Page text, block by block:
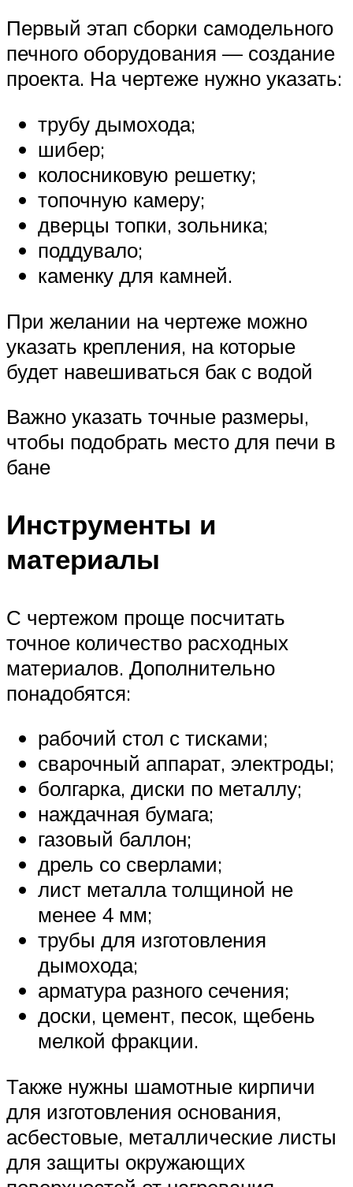
Первый этап сборки самодельного
печного оборудования — создание
проекта. На чертеже нужно указать:
трубу дымохода;
шибер;
колосниковую решетку;
топочную камеру;
дверцы топки, зольника;
поддувало;
каменку для камней.
При желании на чертеже можно
указать крепления, на которые
будет навешиваться бак с водой
Важно указать точные размеры,
чтобы подобрать место для печи в
бане
Инструменты и
материалы
С чертежом проще посчитать
точное количество расходных
материалов. Дополнительно
понадобятся:
рабочий стол с тисками;
сварочный аппарат, электроды;
болгарка, диски по металлу;
наждачная бумага;
газовый баллон;
дрель со сверлами;
лист металла толщиной не
менее 4 мм;
трубы для изготовления
дымохода;
арматура разного сечения;
доски, цемент, песок, щебень
мелкой фракции.
Также нужны шамотные кирпичи
для изготовления основания,
асбестовые, металлические листы
для защиты окружающих